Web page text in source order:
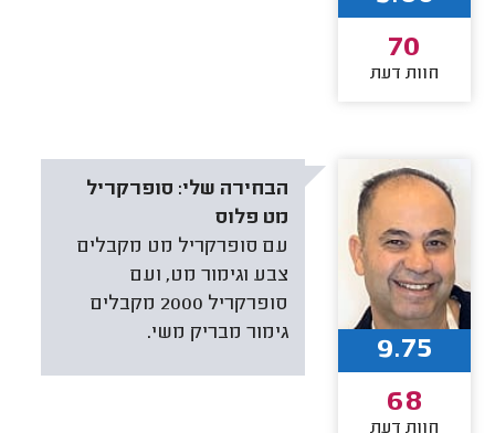
70
חוות דעת
הבחירה שלי: סופרקריל
מט פלוס
עם סופרקריל מט מקבלים
צבע וגימור מט, ועם
סופרקריל 2000 מקבלים
גימור מבריק משי.
9.75
68
חוות דעת